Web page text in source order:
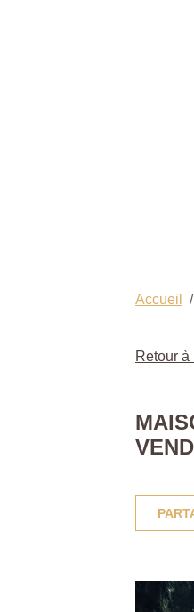
Accueil
Retour